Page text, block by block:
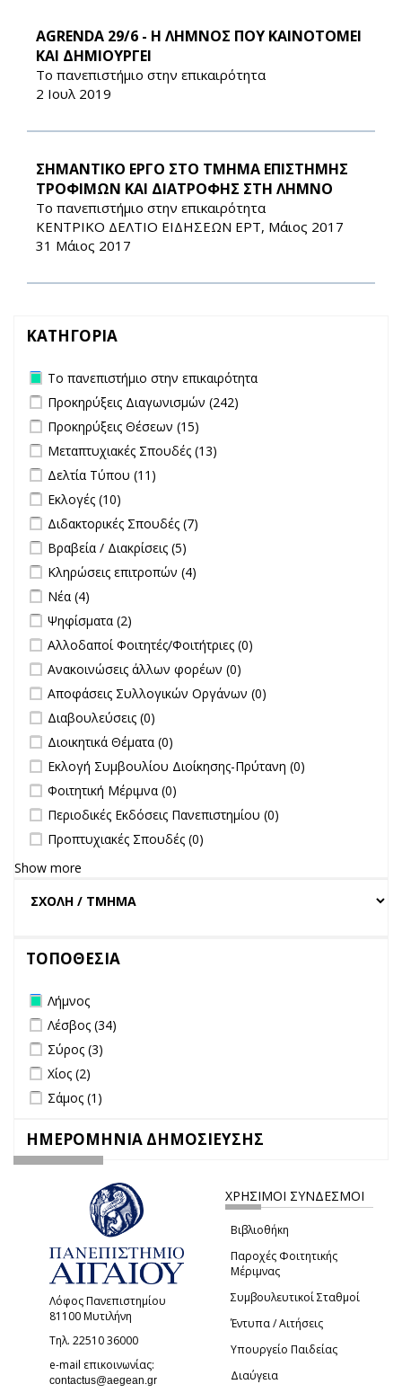
AGRENDA 29/6 - Η ΛΗΜΝΟΣ ΠΟΥ ΚΑΙΝΟΤΟΜΕΙ
ΚΑΙ ΔΗΜΙΟΥΡΓΕΙ
Το πανεπιστήμιο στην επικαιρότητα
2 Ιουλ 2019
ΣΗΜΑΝΤΙΚΟ ΕΡΓΟ ΣΤΟ ΤΜΗΜΑ ΕΠΙΣΤΗΜΗΣ
ΤΡΟΦΙΜΩΝ ΚΑΙ ΔΙΑΤΡΟΦΗΣ ΣΤΗ ΛΗΜΝΟ
Το πανεπιστήμιο στην επικαιρότητα
ΚΕΝΤΡΙΚΟ ΔΕΛΤΙΟ ΕΙΔΗΣΕΩΝ ΕΡΤ, Μάιος 2017
31 Μάιος 2017
ΚΑΤΗΓΟΡΙΑ
Remove Το πανεπιστήμιο στην επικαιρότητα filter
Το πανεπιστήμιο στην επικαιρότητα
Apply Προκηρύξεις Διαγωνισμών filter
Προκηρύξεις Διαγωνισμών (242)
Apply Προκηρύξεις Θέσεων filter
Προκηρύξεις Θέσεων (15)
Apply Μεταπτυχιακές Σπουδές filter
Μεταπτυχιακές Σπουδές (13)
Apply Δελτία Τύπου filter
Δελτία Τύπου (11)
Apply Εκλογές filter
Εκλογές (10)
Apply Διδακτορικές Σπουδές filter
Διδακτορικές Σπουδές (7)
Apply Βραβεία / Διακρίσεις filter
Βραβεία / Διακρίσεις (5)
Apply Κληρώσεις επιτροπών filter
Κληρώσεις επιτροπών (4)
Apply Νέα filter
Νέα (4)
Apply Ψηφίσματα filter
Ψηφίσματα (2)
undefined
Αλλοδαποί Φοιτητές/Φοιτήτριες (0)
undefined
Ανακοινώσεις άλλων φορέων (0)
undefined
Αποφάσεις Συλλογικών Οργάνων (0)
undefined
Διαβουλεύσεις (0)
undefined
Διοικητικά Θέματα (0)
undefined
Εκλογή Συμβουλίου Διοίκησης-Πρύτανη (0)
undefined
Φοιτητική Μέριμνα (0)
undefined
Περιοδικές Εκδόσεις Πανεπιστημίου (0)
undefined
Προπτυχιακές Σπουδές (0)
Show more
ΤΟΠΟΘΕΣΙΑ
Remove Λήμνος filter
Λήμνος
Apply Λέσβος filter
Λέσβος (34)
Apply Σύρος filter
Σύρος (3)
Apply Χίος filter
Χίος (2)
Apply Σάμος filter
Σάμος (1)
ΗΜΕΡΟΜΗΝΙΑ ΔΗΜΟΣΙΕΥΣΗΣ
Λόφος Πανεπιστημίου
81100 Μυτιλήνη
Τηλ. 22510 36000
e-mail επικοινωνίας:
contactus@aegean.gr (link sends e-mail)
ΧΡΗΣΙΜΟΙ ΣΥΝΔΕΣΜΟΙ
Βιβλιοθήκη
Παροχές Φοιτητικής
Μέριμνας
Συμβουλευτικοί Σταθμοί
Έντυπα / Αιτήσεις
Υπουργείο Παιδείας
Διαύγεια